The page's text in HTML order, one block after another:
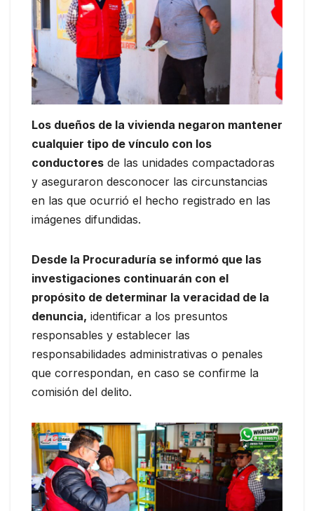
Los dueños de la vivienda negaron mantener
cualquier tipo de vínculo con los
conductores de las unidades compactadoras
y aseguraron desconocer las circunstancias
en las que ocurrió el hecho registrado en las
imágenes difundidas.
Desde la Procuraduría se informó que las
investigaciones continuarán con el
propósito de determinar la veracidad de la
denuncia, identificar a los presuntos
responsables y establecer las
responsabilidades administrativas o penales
que correspondan, en caso se confirme la
comisión del delito.